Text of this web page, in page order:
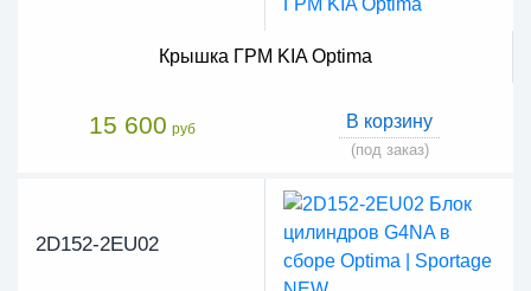
Крышка ГРМ KIA Optima
15 600 руб В корзину
(под заказ)
2D152-2EU02